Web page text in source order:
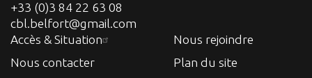
+33 (0)3 84 22 63 08
cbl.belfort@gmail.com
Accès & Situation
Nous contacter
Nous rejoindre
Plan du site